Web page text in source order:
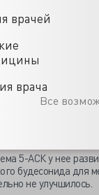
врачей
врача
Все
отклонений
брюшной
внутреннее эхо
лимфатических
волны
5-АСК у нее
будесонида для
не улучшилось.